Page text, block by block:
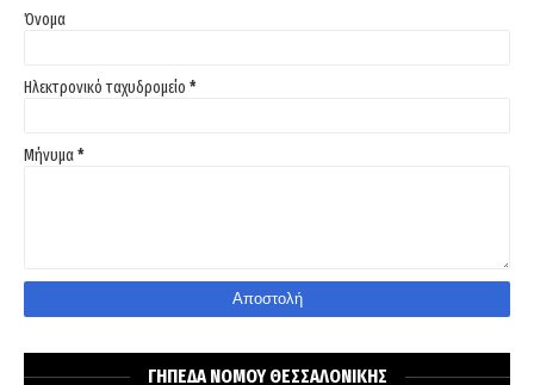
Όνομα
Ηλεκτρονικό ταχυδρομείο *
Μήνυμα*
ΓΗΠΕΔΑ ΝΟΜΟΥ ΘΕΣΣΑΛΟΝΙΚΗΣ